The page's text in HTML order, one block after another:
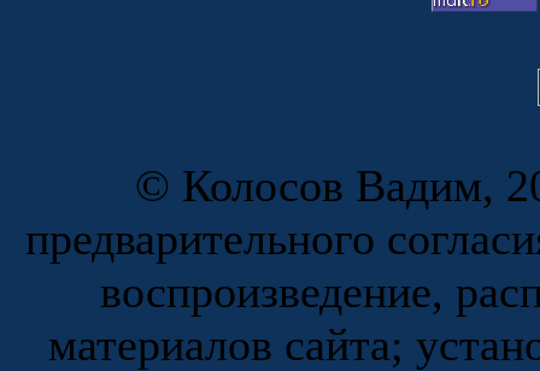
© Колосов Вадим,
предварительного
воспроизведение,
материалов сайта;